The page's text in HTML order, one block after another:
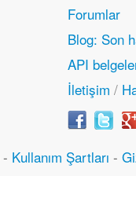
Forumlar
Blog: Son
API
İletişim /
- Kullanım Şartları -